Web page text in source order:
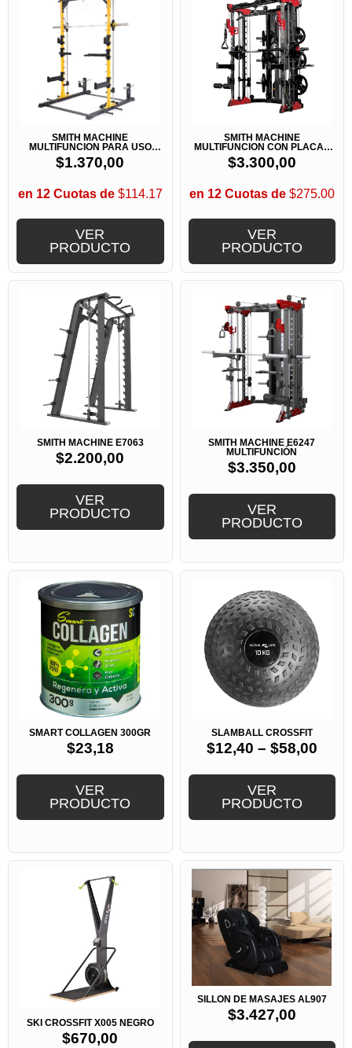
SMITH MACHINE
MULTIFUNCION PARA USO
DOMESTICO
$1.370,00
en 12 Cuotas de$114.17
VER
PRODUCTO
SMITH MACHINE
MULTIFUNCION CON PLACAS
BK3058
$3.300,00
en 12 Cuotas de$275.00
VER
PRODUCTO
SMITH MACHINE E7063
$2.200,00
VER
PRODUCTO
SMITH MACHINE E6247
MULTIFUNCIÓN
$3.350,00
VER
PRODUCTO
SMART COLLAGEN 300GR
$23,18
VER
PRODUCTO
SLAMBALL CROSSFIT
$12,40 – $58,00
VER
PRODUCTO
SKI CROSSFIT X005 NEGRO
$670,00
SILLON DE MASAJES AL907
$3.427,00